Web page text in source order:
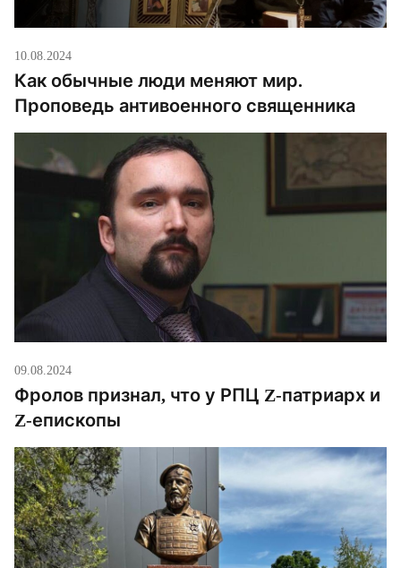
10.08.2024
Как обычные люди меняют мир.
Проповедь антивоенного священника
09.08.2024
Фролов признал, что у РПЦ Z-патриарх и
Z-епископы